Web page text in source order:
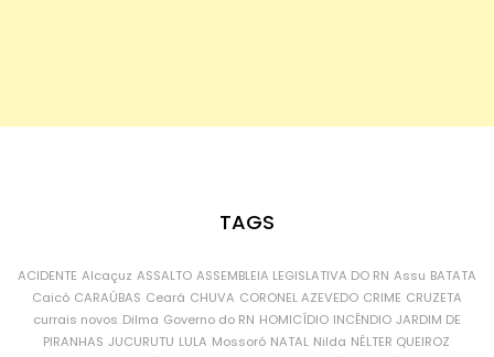
TAGS
ACIDENTE Alcaçuz ASSALTO ASSEMBLEIA LEGISLATIVA DO RN Assu BATATA
Caicó CARAÚBAS Ceará CHUVA CORONEL AZEVEDO CRIME CRUZETA
currais novos Dilma Governo do RN HOMICÍDIO INCÊNDIO JARDIM DE
PIRANHAS JUCURUTU LULA Mossoró NATAL Nilda NÉLTER QUEIROZ